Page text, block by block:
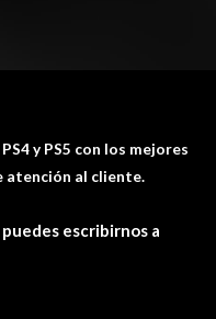
y PS5 con los mejores
atención al cliente.
escribirnos a